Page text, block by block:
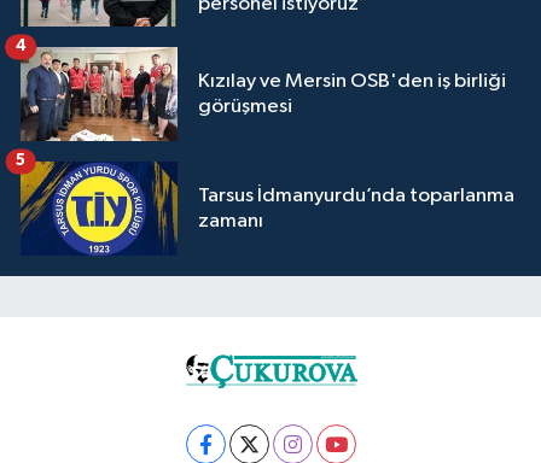
personel istiyoruz”
Kızılay ve Mersin OSB'den iş birliği
görüşmesi
4
Tarsus İdmanyurdu’nda toparlanma
zamanı
5